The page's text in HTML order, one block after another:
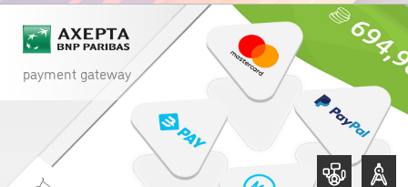
payment gateway
,